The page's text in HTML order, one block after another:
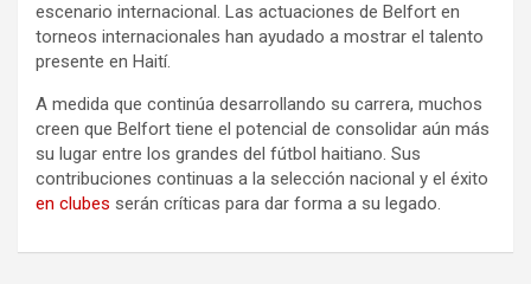
escenario internacional. Las actuaciones de Belfort en
torneos internacionales han ayudado a mostrar el talento
presente en Haití.
A medida que continúa desarrollando su carrera, muchos
creen que Belfort tiene el potencial de consolidar aún más
su lugar entre los grandes del fútbol haitiano. Sus
contribuciones continuas a la selección nacional y el éxito
en clubes serán críticas para dar forma a su legado.